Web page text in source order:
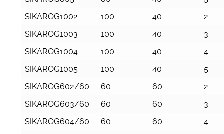
SIKAROG1002
100 40
2
SIKAROG1003
100 40
3
SIKAROG1004
100 40
4
SIKAROG1005
100 40
5
SIKAROG602/60
60 60
2
SIKAROG603/60
60 60
3
SIKAROG604/60
60 60
4